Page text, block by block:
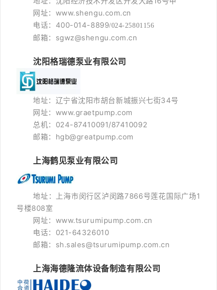
网址：www.shengu.com.cn
电话：400-014-8899/024-25801156
邮箱：sgwz@shengu.com.cn
沈阳格瑞德泵业有限公司
地址：辽宁省沈阳市胡台新城振兴七街34号
网址：www.graetpump.com
总机：024-87410091/87410092
邮箱：hgb@greatpump.com
上海鹤见泵业有限公司
地址：上海市闵行区泸闵路7866号莲花国际广场1
号楼808室
网址：www.tsurumipump.com.cn
电话：021-64326010
邮箱：sh.sales@tsurumipump.com.cn
上海海德隆流体设备制造有限公司